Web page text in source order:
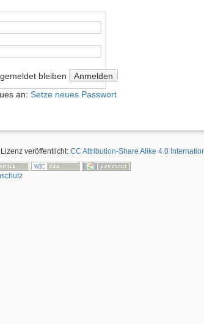
bleiben
Anmelden
an: Setze neues Passwort
veröffentlicht: CC Attribution-Share Alike 4.0